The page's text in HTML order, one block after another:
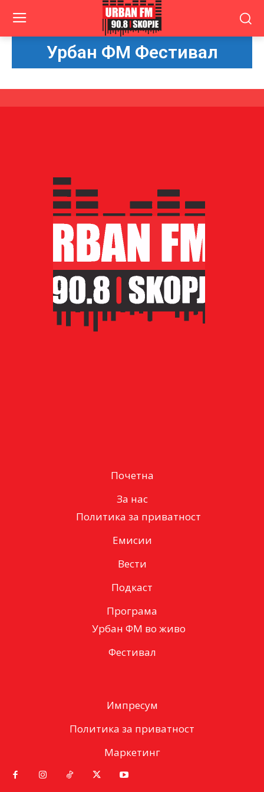
Урбан ФМ Фестивал
Почетна
За нас
Политика за приватност
Емисии
Вести
Подкаст
Програма
Урбан ФМ во живо
Фестивал
Импресум
Политика за приватност
Маркетинг